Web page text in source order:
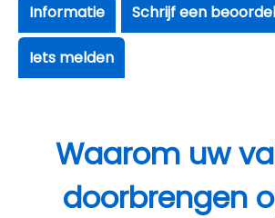
Informatie Schrijf een
Iets melden
Waarom uw
doorbrengen